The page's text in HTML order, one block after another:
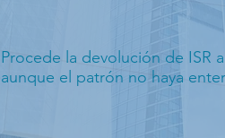
Procede la devolución de ISR
aunque el patrón no haya